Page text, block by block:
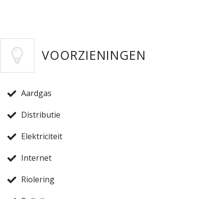
VOORZIENINGEN
Aardgas
Distributie
Elektriciteit
Internet
Riolering